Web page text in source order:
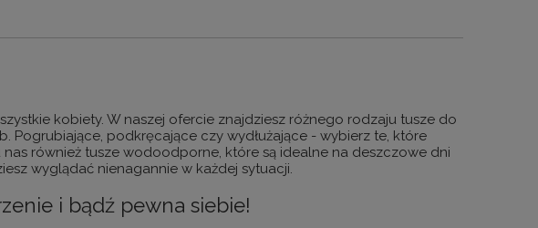
kobiety. W naszej ofercie znajdziesz różnego rodzaju tusze do
Pogrubiające, podkręcające czy wydłużające - wybierz te, które
również tusze wodoodporne, które są idealne na deszczowe dni
wyglądać nienagannie w każdej sytuacji.
i bądź pewna siebie!